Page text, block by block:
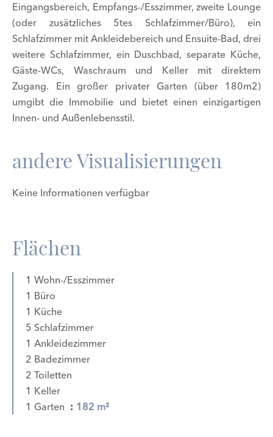
Eingangsbereich, Empfangs-/Esszimmer, zweite Lounge
(oder zusätzliches 5tes Schlafzimmer/Büro), ein
Schlafzimmer mit Ankleidebereich und Ensuite-Bad, drei
weitere Schlafzimmer, ein Duschbad, separate Küche,
Gäste-WCs, Waschraum und Keller mit direktem
Zugang. Ein großer privater Garten (über 180m2)
umgibt die Immobilie und bietet einen einzigartigen
Innen- und Außenlebensstil.
andere Visualisierungen
Keine Informationen verfügbar
Flächen
1 Wohn-/Esszimmer
1 Büro
1 Küche
5 Schlafzimmer
1 Ankleidezimmer
2 Badezimmer
2 Toiletten
1 Keller
1 Garten
182 m²